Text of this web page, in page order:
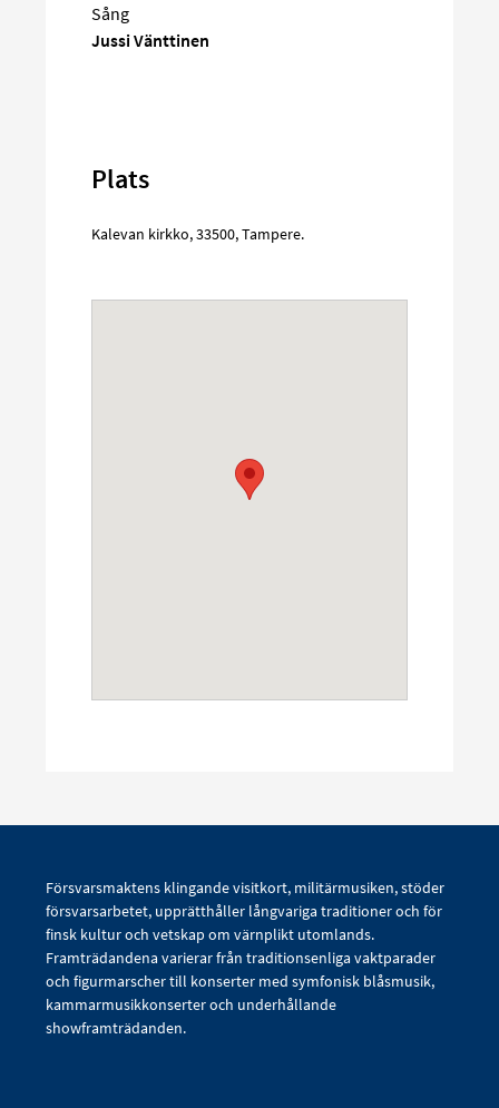
Sång
Jussi Vänttinen
Plats
Kalevan kirkko,33500,Tampere.
Försvarsmaktens klingande visitkort, militärmusiken, stöder
försvarsarbetet, upprätthåller långvariga traditioner och för
finsk kultur och vetskap om värnplikt utomlands.
Framträdandena varierar från traditionsenliga vaktparader
och figurmarscher till konserter med symfonisk blåsmusik,
kammarmusikkonserter och underhållande
showframträdanden.